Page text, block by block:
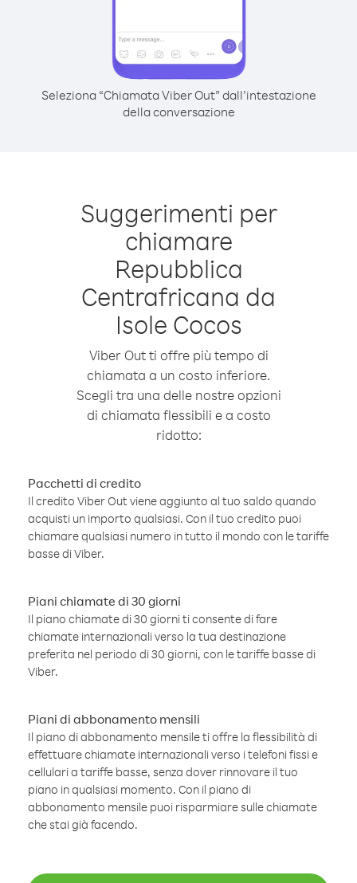
Seleziona “Chiamata Viber Out” dall’intestazione
della conversazione
Suggerimenti per
chiamare
Repubblica
Centrafricana da
Isole Cocos
Viber Out ti offre più tempo di
chiamata a un costo inferiore.
Scegli tra una delle nostre opzioni
di chiamata flessibili e a costo
ridotto:
Pacchetti di credito
Il credito Viber Out viene aggiunto al tuo saldo quando
acquisti un importo qualsiasi. Con il tuo credito puoi
chiamare qualsiasi numero in tutto il mondo con le tariffe
basse di Viber.
Piani chiamate di 30 giorni
Il piano chiamate di 30 giorni ti consente di fare
chiamate internazionali verso la tua destinazione
preferita nel periodo di 30 giorni, con le tariffe basse di
Viber.
Piani di abbonamento mensili
Il piano di abbonamento mensile ti offre la flessibilità di
effettuare chiamate internazionali verso i telefoni fissi e
cellulari a tariffe basse, senza dover rinnovare il tuo
piano in qualsiasi momento. Con il piano di
abbonamento mensile puoi risparmiare sulle chiamate
che stai già facendo.